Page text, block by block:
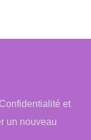
Confidentialité et
un nouveau